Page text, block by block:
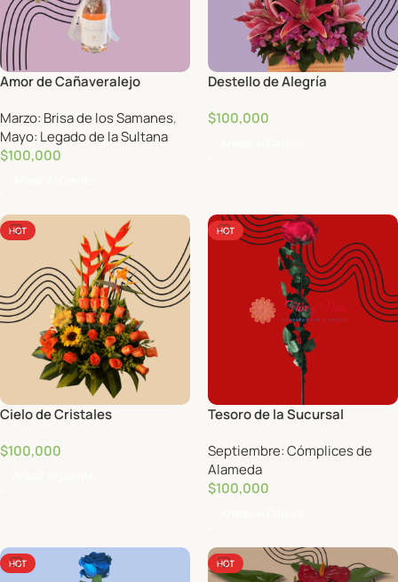
Amor de Cañaveralejo
Marzo: Brisa de los Samanes,
Mayo: Legado de la Sultana
$100,000
Destello de Alegría
$100,000
HOT
Cielo de Cristales
$100,000
HOT
Tesoro de la Sucursal
Septiembre: Cómplices de
Alameda
$100,000
HOT HOT